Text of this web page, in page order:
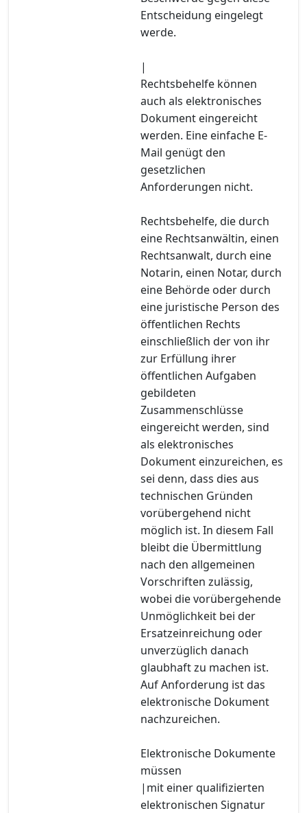
Entscheidung eingelegt
werde.
|
Rechtsbehelfe können
auch als elektronisches
Dokument eingereicht
werden. Eine einfache E-
Mail genügt den
gesetzlichen
Anforderungen nicht.
Rechtsbehelfe, die durch
eine Rechtsanwältin, einen
Rechtsanwalt, durch eine
Notarin, einen Notar, durch
eine Behörde oder durch
eine juristische Person des
öffentlichen Rechts
einschließlich der von ihr
zur Erfüllung ihrer
öffentlichen Aufgaben
gebildeten
Zusammenschlüsse
eingereicht werden, sind
als elektronisches
Dokument einzureichen, es
sei denn, dass dies aus
technischen Gründen
vorübergehend nicht
möglich ist. In diesem Fall
bleibt die Übermittlung
nach den allgemeinen
Vorschriften zulässig,
wobei die vorübergehende
Unmöglichkeit bei der
Ersatzeinreichung oder
unverzüglich danach
glaubhaft zu machen ist.
Auf Anforderung ist das
elektronische Dokument
nachzureichen.
Elektronische Dokumente
müssen
|mit einer qualifizierten
elektronischen Signatur